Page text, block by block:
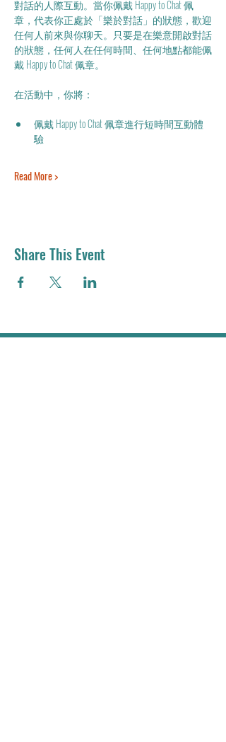
對話的人際互動。當你佩戴 Happy to Chat 佩
章，代表你正處於「樂於對話」的狀態，歡迎
任何人前來與你聊天。只要是在樂意開啟對話
的狀態，任何人在任何時間、任何地點都能佩
戴 Happy to Chat 佩章。
在活動中，你將：
佩戴 Happy to Chat 佩章進行短時間互動體
驗
Read More >
Share This Event